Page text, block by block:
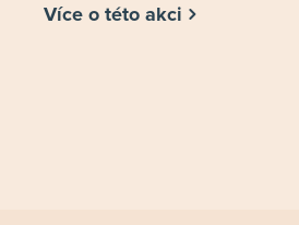
Více o této akci